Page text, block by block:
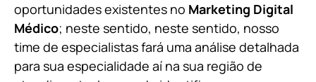
oportunidades existentes no Marketing Digital
Médico; neste sentido, neste sentido, nosso
time de especialistas fará uma análise detalhada
para sua especialidade aí na sua região de